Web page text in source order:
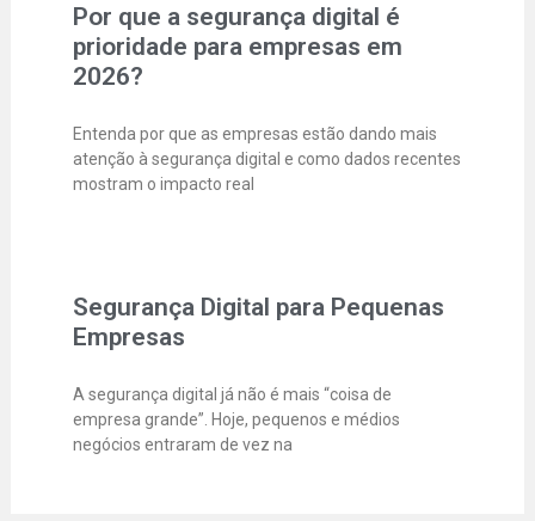
Por que a segurança digital é
prioridade para empresas em
2026?
Entenda por que as empresas estão dando mais
atenção à segurança digital e como dados recentes
mostram o impacto real
Segurança Digital para Pequenas
Empresas
A segurança digital já não é mais “coisa de
empresa grande”. Hoje, pequenos e médios
negócios entraram de vez na